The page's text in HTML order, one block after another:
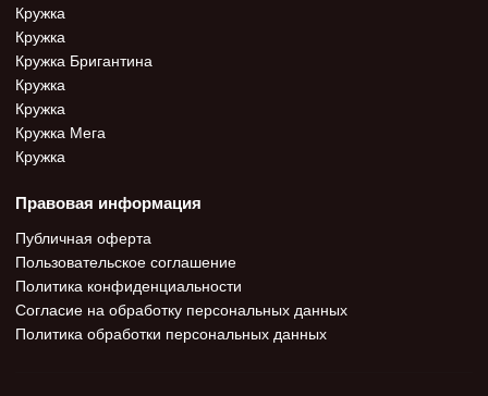
Кружка
Кружка
Кружка Бригантина
Кружка
Кружка
Кружка Мега
Кружка
Правовая информация
Публичная оферта
Пользовательское соглашение
Политика конфиденциальности
Согласие на обработку персональных данных
Политика обработки персональных данных